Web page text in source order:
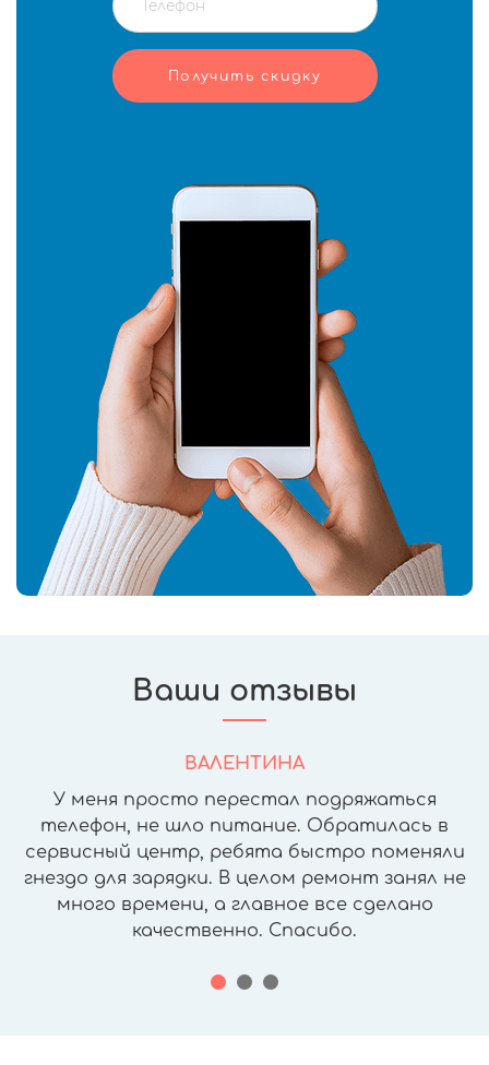
Ваши отзывы
ВАЛЕНТИНА
У меня просто перестал подряжаться
телефон, не шло питание. Обратилась в
сервисный центр, ребята быстро поменяли
гнездо для зарядки. В целом ремонт занял не
много времени, а главное все сделано
качественно. Спасибо.